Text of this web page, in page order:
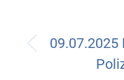
09.07.2025